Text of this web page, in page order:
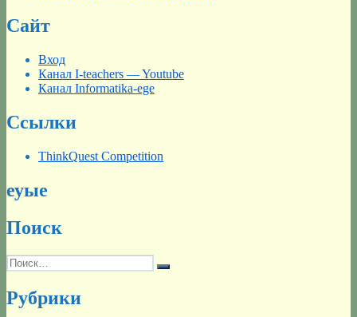
Сайт
Вход
Канал I-teachers — Youtube
Канал Informatika-ege
Ссылки
ThinkQuest Competition
еуые
Поиск
Искать:
Поиск
Рубрики